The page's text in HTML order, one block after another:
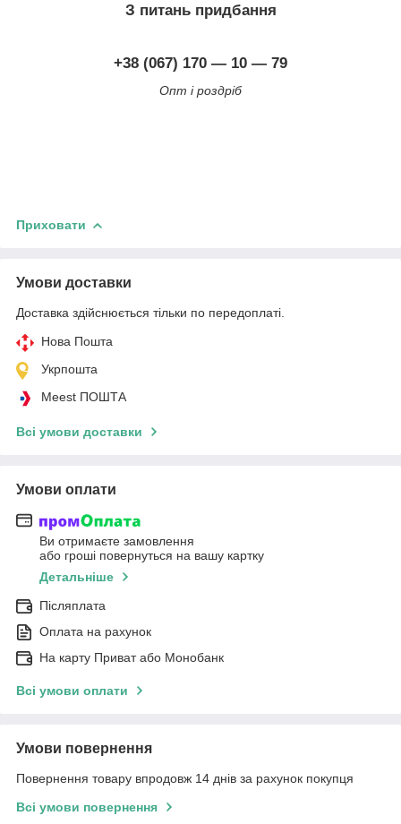
З питань придбання
+38 (067) 170 ― 10 ― 79
Опт і роздріб
Приховати
Умови доставки
Доставка здійснюється тільки по передоплаті.
Нова Пошта
Укрпошта
Meest ПОШТА
Всі умови доставки
Умови оплати
Ви отримаєте замовлення
або гроші повернуться на вашу картку
Детальніше
Післяплата
Оплата на рахунок
На карту Приват або Монобанк
Всі умови оплати
Умови повернення
Повернення товару впродовж 14 днів за рахунок покупця
Всі умови повернення